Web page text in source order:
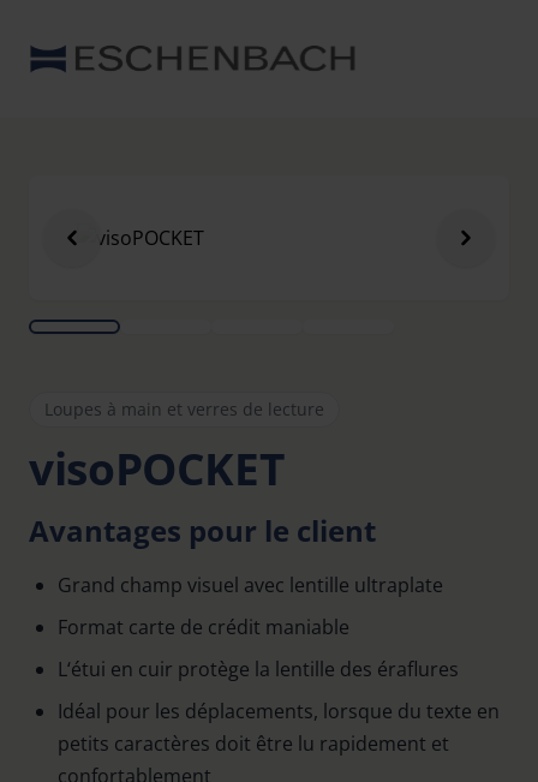
Loupes à main et verres de lecture
visoPOCKET
Avantages pour le client
Grand champ visuel avec lentille ultraplate
Format carte de crédit maniable
L‘étui en cuir protège la lentille des éraflures
Idéal pour les déplacements, lorsque du texte en
petits caractères doit être lu rapidement et
confortablement